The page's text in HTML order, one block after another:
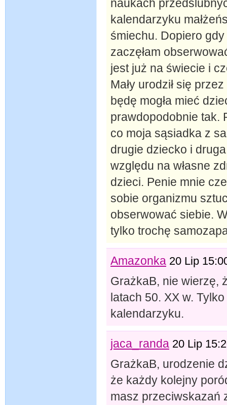
naukach
kalendarzyku
śmiechu. Dopiero
zaczęłam
jest już na świecie i
Mały urodził się
będę mogła mieć
prawdopodobnie tak.
co moja sąsiadka z
drugie dziecko i
względu na własne
dzieci. Penie mnie
sobie organizmu
obserwować siebie.
tylko trochę
Amazonka 20 Lip
GrażkaB, nie wierzę,
latach 50. XX w.
kalendarzyku.
jaca_randa 20 Lip
GrażkaB, urodzenie
że każdy kolejny
masz przeciwskazań